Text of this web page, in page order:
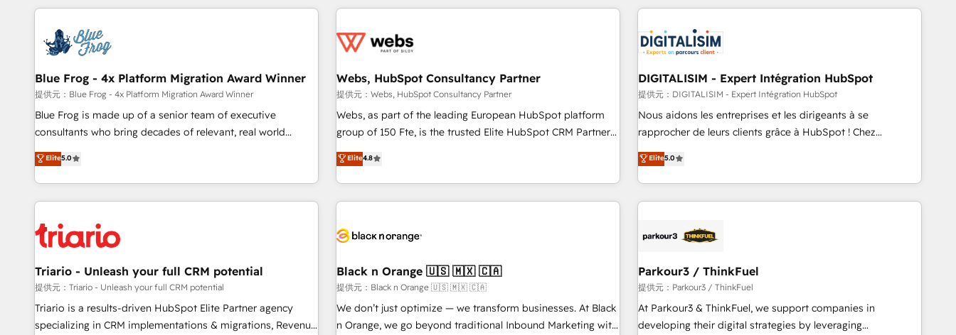
au-delà d’une simple transformation digitale et des startups
florissantes. Nos 3 grandes expertises sont : ➤ L’intégration
de CRM et de méthodologie RevOps pour aligner les
migration, synchronisation API, audit et maintenance) ➤ La
création de sites internet de conversion qui transforment
les visiteurs en opportunités d'affaires ➤ La mise en place
de stratégies d'acquisition marketing (SEO, SEA, inbound,
clés : - 10 ans d'expérience - 100+ intégrations CRM
HubSpot réussies - 40 experts conseil - 150 certifications
revenue. ⚙️ HubSpot Integration & Optimization • Seamless
migrations and data cleanups • Custom APIs and third-party
marketing and pipeline growth programs • Sales
enablement tools and CRM optimization • Retention
strategies with customer journey mapping 🏅 Elite-Level
HubSpot Execution • 750+ onboardings and 2,000+
and service hubs • Built-in flexibility for startups to global
brands
HubSpot for the first time 🔧 Designing and optimising your
HubSpot set-up for better results 🌐 Website design and
build using HubSpot 🔌 Integrating HubSpot with other
Lead generation services using HubSpot Why us? - SIX
HubSpot Accreditations - awarded by HubSpot after a
rigorous process for CRM, Solutions Architecture,
Onboarding , Data Migration, Custom Integration & Platform
Top 1% of partners worldwide -In-house team of 25+
experts Contact us today to help you get more from your
Blue Frog - 4x Platform Migration Award Winner
提供元：Blue Frog - 4x Platform Migration Award Winner
Blue Frog is made up of a senior team of executive
consultants who bring decades of relevant, real world
experience to our client engagements. "Blue Frog is a top,
trusted partner in HubSpot's ecosystem for a reason. Their
team brings over a decade of experience to the table, along
with deep knowledge of the HubSpot platform and
helping our customers grow and finding solutions that fit
their unique business needs. We are thrilled to have Blue
Frog in the HubSpot ecosystem leading the way for
customers!" - Yamini Rangan, CEO of HubSpot “Our
experience with the team at Blue Frog has been nothing
short of extraordinary. Their years of experience and quality
Elite5.0
Webs, HubSpot Consultancy Partner
提供元：Webs, HubSpot Consultancy Partner
Webs, as part of the leading European HubSpot platform
group of 150 Fte, is the trusted Elite HubSpot CRM Partner
offering you a roadmap on maximizing EBITDA and
achieving Commercial Excellence. With our targeted
processes, we strengthen your digital transformation and
minimize costs. As HubSpot's Advanced Accredited CRM
business forward. Since 2015 we are fully dedicated to
with reputable companies in B2B sectors such as
manufacturing, SaaS and business services. We prepare a
customized business case that demonstrates the value and
impact of your digital transformation, including a detailed
Elite4.8
DIGITALISIM - Expert Intégration HubSpot
提供元：DIGITALISIM - Expert Intégration HubSpot
Nous aidons les entreprises et les dirigeants à se
rapprocher de leurs clients grâce à HubSpot ! Chez
DIGITALISIM, nous avons l'intime conviction que la réussite
des entreprises passe par l’innovation web, le marketing
digital, et la relation client ! C'est pourquoi, nos experts sont
à la fois capables de gérer votre projet de création de site
pilotage et l'intégration d'HubSpot ! Les grandes phases
migration et intégration des bases de données. 🚀
Développement des interfaces avec vos logiciels métiers ⚙️
Configuration de la plateforme HubSpot 📈 Configuration
de rapports et tableaux de bord 🤝 Book Process &
Elite5.0
Triario - Unleash your full CRM potential
提供元：Triario - Unleash your full CRM potential
Triario is a results-driven HubSpot Elite Partner agency
specializing in CRM implementations & migrations, Revenue
Black n Orange 🇺🇸 🇲🇽 🇨🇦
提供元：Black n Orange 🇺🇸 🇲🇽 🇨🇦
We don’t just optimize — we transform businesses. At Black
n Orange, we go beyond traditional Inbound Marketing with
Parkour3 / ThinkFuel
提供元：Parkour3 / ThinkFuel
At Parkour3 & ThinkFuel, we support companies in
developing their digital strategies by leveraging